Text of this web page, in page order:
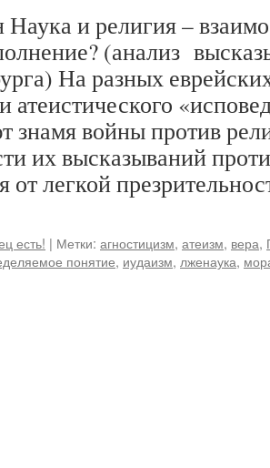
и религия –
(анализ
На разных
атеистического
знамя войны против
их высказываний
от легкой
есть! | Метки: агностицизм, атеизм, вера,
понятие, иудаизм, лженаука,